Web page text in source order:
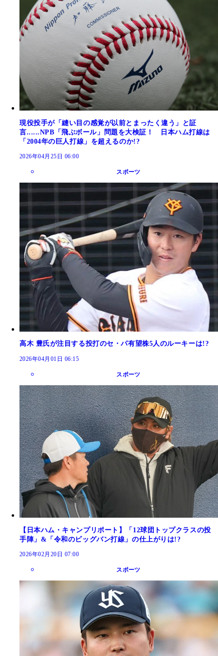
現役投手が「縫い目の感覚が以前とまったく違う」と証
言......NPB「飛ぶボール」問題を大検証！ 日本ハム打線は
「2004年の巨人打線」を超えるのか!?
2026年04月25日 06:00
スポーツ
高木 豊氏が注目する投打のセ・パ有望株5人のルーキーは!?
2026年04月01日 06:15
スポーツ
【日本ハム・キャンプリポート】「12球団トップクラスの投
手陣」&「令和のビッグバン打線」の仕上がりは!?
2026年02月20日 07:00
スポーツ